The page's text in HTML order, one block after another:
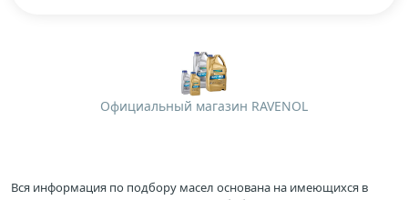
Официальный магазин RAVENOL
Вся информация по подбору масел основана на имеющихся в